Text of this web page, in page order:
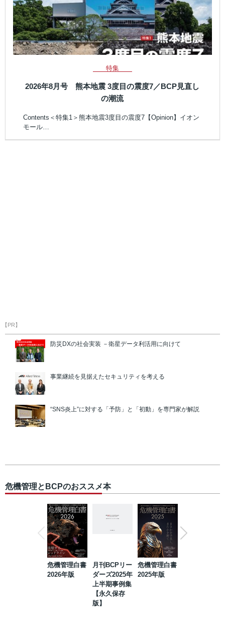
特集
2026年8月号 熊本地震 3度目の震度7／BCP見直し
の潮流
Contents＜特集1＞熊本地震3度目の震度7【Opinion】イオン
モール…
【PR】
防災DXの社会実装 －衛星データ利活用に向けて
事業継続を見据えたセキュリティを考える
“SNS炎上”に対する「予防」と「初動」を専門家が解説
危機管理とBCPのおススメ本
危機管理白書
2026年版
月刊BCPリー
ダーズ2025年
上半期事例集
【永久保存
版】
危機管理白書
2025年版